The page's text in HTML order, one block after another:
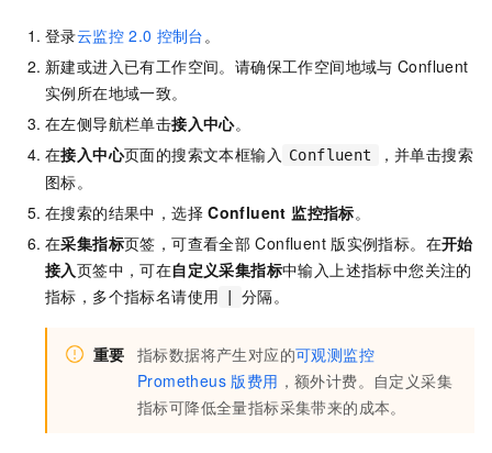
登录云监控 2.0 控制台。
新建或进入已有工作空间。请确保工作空间地域与 Confluent
实例所在地域一致。
在左侧导航栏单击接入中心。
在接入中心页面的搜索文本框输入 Confluent
，并单击搜索
图标。
在搜索的结果中，选择 Confluent 监控指标。
在采集指标页签，可查看全部 Confluent 版实例指标。在开始
接入页签中，可在自定义采集指标中输入上述指标中您关注的
指标，多个指标名请使用
分隔。
重要 指标数据将产生对应的可观测监控
Prometheus 版费用 ，额外计费。自定义采集
指标可降低全量指标采集带来的成本。